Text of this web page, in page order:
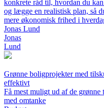
konkrete råd til, hvordan du
og lægge en realistisk plan, så
mere økonomisk frihed i
Jonas Lund
Jonas
Lund
Grønne boligprojekter med
effektivt
Få mest muligt ud af de
med omtanke